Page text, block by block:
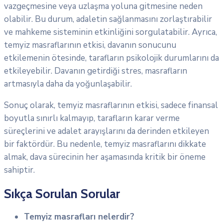
vazgeçmesine veya uzlaşma yoluna gitmesine neden
olabilir. Bu durum, adaletin sağlanmasını zorlaştırabilir
ve mahkeme sisteminin etkinliğini sorgulatabilir. Ayrıca,
temyiz masraflarının etkisi, davanın sonucunu
etkilemenin ötesinde, tarafların psikolojik durumlarını da
etkileyebilir. Davanın getirdiği stres, masrafların
artmasıyla daha da yoğunlaşabilir.
Sonuç olarak, temyiz masraflarının etkisi, sadece finansal
boyutla sınırlı kalmayıp, tarafların karar verme
süreçlerini ve adalet arayışlarını da derinden etkileyen
bir faktördür. Bu nedenle, temyiz masraflarını dikkate
almak, dava sürecinin her aşamasında kritik bir öneme
sahiptir.
Sıkça Sorulan Sorular
Temyiz masrafları nelerdir?